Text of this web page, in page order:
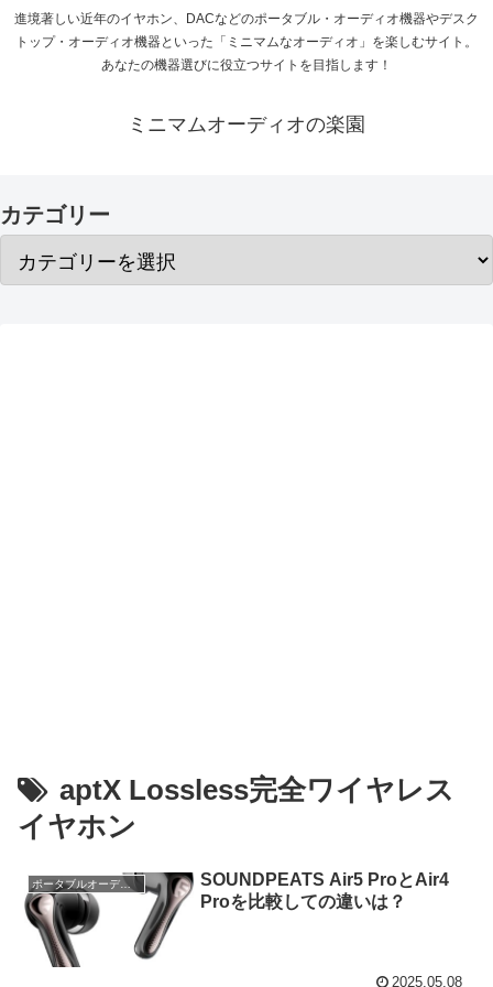
進境著しい近年のイヤホン、DACなどのポータブル・オーディオ機器やデスク
トップ・オーディオ機器といった「ミニマムなオーディオ」を楽しむサイト。
あなたの機器選びに役立つサイトを目指します！
ミニマムオーディオの楽園
カテゴリー
aptX Lossless完全ワイヤレス
イヤホン
ポータブルオーディオ
SOUNDPEATS Air5 ProとAir4
Proを比較しての違いは？
2025.05.08